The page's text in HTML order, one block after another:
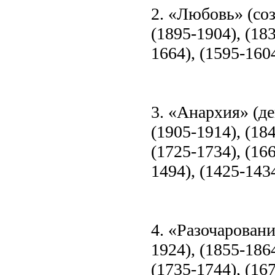
2. «Любовь»
(1895-1904),
1664), (1595-
3. «Анархия»
(1905-1914),
(1725-1734),
1494), (1425-
4.
1924), (1855-
(1735-1744),